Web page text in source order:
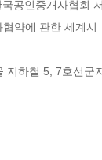
공인중개사협회
약에 관한 세계시
하철 5, 7호선군